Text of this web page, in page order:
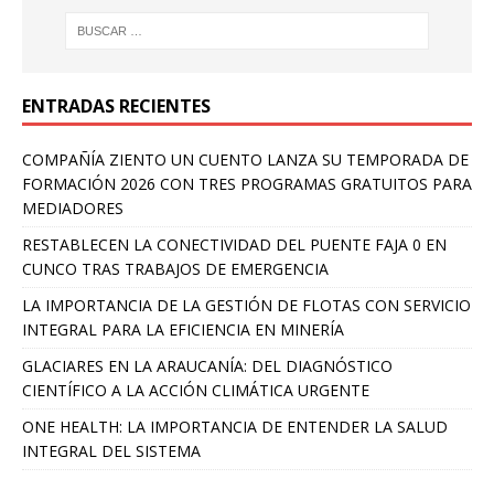
ENTRADAS RECIENTES
COMPAÑÍA ZIENTO UN CUENTO LANZA SU TEMPORADA DE
FORMACIÓN 2026 CON TRES PROGRAMAS GRATUITOS PARA
MEDIADORES
RESTABLECEN LA CONECTIVIDAD DEL PUENTE FAJA 0 EN
CUNCO TRAS TRABAJOS DE EMERGENCIA
LA IMPORTANCIA DE LA GESTIÓN DE FLOTAS CON SERVICIO
INTEGRAL PARA LA EFICIENCIA EN MINERÍA
GLACIARES EN LA ARAUCANÍA: DEL DIAGNÓSTICO
CIENTÍFICO A LA ACCIÓN CLIMÁTICA URGENTE
ONE HEALTH: LA IMPORTANCIA DE ENTENDER LA SALUD
INTEGRAL DEL SISTEMA